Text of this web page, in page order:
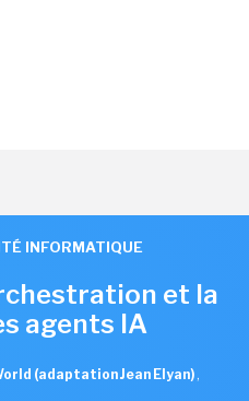
INFORMATIQUE
et la
agents IA
(adaptation Jean Elyan) ,